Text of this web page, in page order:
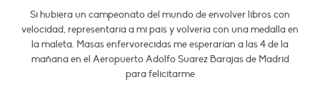
Si hubiera un campeonato del mundo de envolver libros con
velocidad, representaría a mi país y volvería con una medalla en
la maleta. Masas enfervorecidas me esperarían a las 4 de la
mañana en el Aeropuerto Adolfo Suarez Barajas de Madrid
para felicitarme